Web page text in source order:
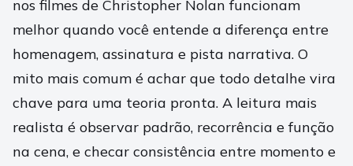
nos filmes de Christopher Nolan funcionam
melhor quando você entende a diferença entre
homenagem, assinatura e pista narrativa. O
mito mais comum é achar que todo detalhe vira
chave para uma teoria pronta. A leitura mais
realista é observar padrão, recorrência e função
na cena, e checar consistência entre momento e